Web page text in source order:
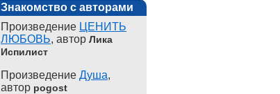
Знакомство с авторами
Произведение ЦЕНИТЬ
ЛЮБОВЬ, автор Лика
Испилист
Произведение Душа,
автор pogost